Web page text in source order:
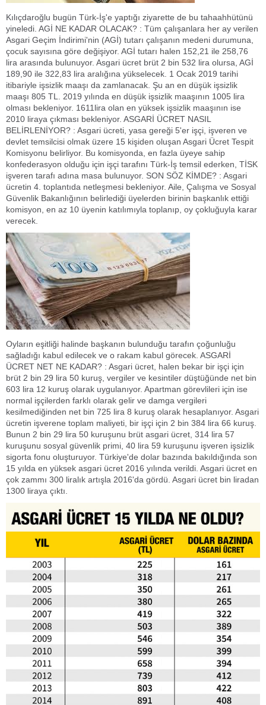
Kılıçdaroğlu bugün Türk-İş'e yaptığı ziyarette de bu tahaahhütünü
yineledi. AGİ NE KADAR OLACAK? : Tüm çalışanlara her ay verilen
Asgari Geçim İndirimi'nin (AGİ) tutarı çalışanın medeni durumuna,
çocuk sayısına göre değişiyor. AGİ tutarı halen 152,21 ile 258,76
lira arasında bulunuyor. Asgari ücret brüt 2 bin 532 lira olursa, AGİ
189,90 ile 322,83 lira aralığına yükselecek. 1 Ocak 2019 tarihi
itibariyle işsizlik maaşı da zamlanacak. Şu an en düşük işsizlik
maaşı 805 TL. 2019 yılında en düşük işsizlik maaşının 1005 lira
olması bekleniyor. 1611lira olan en yüksek işsizlik maaşının ise
2010 liraya çıkması bekleniyor. ASGARİ ÜCRET NASIL
BELİRLENİYOR? : Asgari ücreti, yasa gereği 5'er işçi, işveren ve
devlet temsilcisi olmak üzere 15 kişiden oluşan Asgari Ücret Tespit
Komisyonu belirliyor. Bu komisyonda, en fazla üyeye sahip
konfederasyon olduğu için işçi tarafını Türk-İş temsil ederken, TİSK
işveren tarafı adına masa bulunuyor. SON SÖZ KİMDE? : Asgari
ücretin 4. toplantıda netleşmesi bekleniyor. Aile, Çalışma ve Sosyal
Güvenlik Bakanlığının belirlediği üyelerden birinin başkanlık ettiği
komisyon, en az 10 üyenin katılımıyla toplanıp, oy çokluğuyla karar
verecek.
Oyların eşitliği halinde başkanın bulunduğu tarafın çoğunluğu
sağladığı kabul edilecek ve o rakam kabul görecek. ASGARİ
ÜCRET NET NE KADAR? : Asgari ücret, halen bekar bir işçi için
brüt 2 bin 29 lira 50 kuruş, vergiler ve kesintiler düştüğünde net bin
603 lira 12 kuruş olarak uygulanıyor. Apartman görevlileri için ise
normal işçilerden farklı olarak gelir ve damga vergileri
kesilmediğinden net bin 725 lira 8 kuruş olarak hesaplanıyor. Asgari
ücretin işverene toplam maliyeti, bir işçi için 2 bin 384 lira 66 kuruş.
Bunun 2 bin 29 lira 50 kuruşunu brüt asgari ücret, 314 lira 57
kuruşunu sosyal güvenlik primi, 40 lira 59 kuruşunu işveren işsizlik
sigorta fonu oluşturuyor. Türkiye'de dolar bazında bakıldığında son
15 yılda en yüksek asgari ücret 2016 yılında verildi. Asgari ücret en
çok zammı 300 liralık artışla 2016'da gördü. Asgari ücret bin liradan
1300 liraya çıktı.